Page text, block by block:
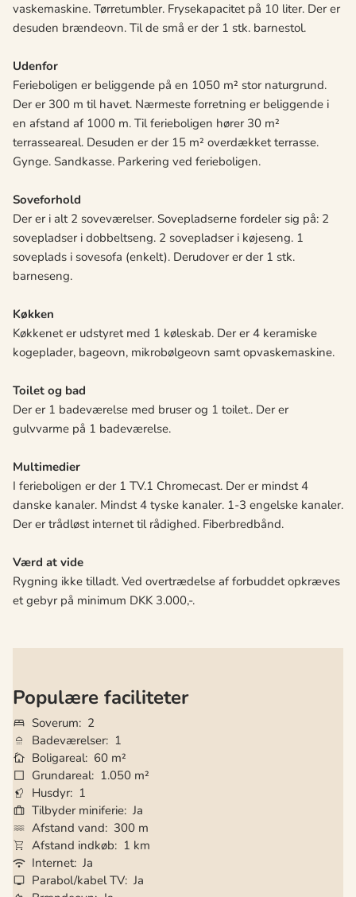
vaskemaskine. Tørretumbler. Frysekapacitet på 10 liter. Der er
desuden brændeovn. Til de små er der 1 stk. barnestol.
Udenfor
Ferieboligen er beliggende på en 1050 m² stor naturgrund.
Der er 300 m til havet. Nærmeste forretning er beliggende i
en afstand af 1000 m. Til ferieboligen hører 30 m²
terrasseareal. Desuden er der 15 m² overdækket terrasse.
Gynge. Sandkasse. Parkering ved ferieboligen.
Soveforhold
Der er i alt 2 soveværelser. Sovepladserne fordeler sig på: 2
sovepladser i dobbeltseng. 2 sovepladser i køjeseng. 1
soveplads i sovesofa (enkelt). Derudover er der 1 stk.
barneseng.
Køkken
Køkkenet er udstyret med 1 køleskab. Der er 4 keramiske
kogeplader, bageovn, mikrobølgeovn samt opvaskemaskine.
Toilet og bad
Der er 1 badeværelse med bruser og 1 toilet.. Der er
gulvvarme på 1 badeværelse.
Multimedier
I ferieboligen er der 1 TV.1 Chromecast. Der er mindst 4
danske kanaler. Mindst 4 tyske kanaler. 1-3 engelske kanaler.
Der er trådløst internet til rådighed. Fiberbredbånd.
Værd at vide
Rygning ikke tilladt. Ved overtrædelse af forbuddet opkræves
et gebyr på minimum DKK 3.000,-.
Populære faciliteter
Soverum
2
Badeværelser 1
Boligareal 60 m²
Grundareal 1.050 m²
Husdyr 1
Tilbyder miniferie Ja
Afstand vand
300 m
Afstand indkøb
1 km
Internet Ja
Parabol/kabel TV Ja